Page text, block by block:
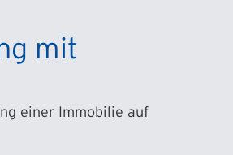
mit
einer Immobilie auf